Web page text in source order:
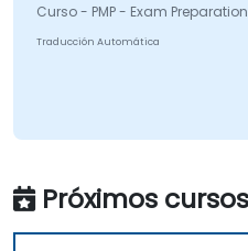
Curso - PMP - Exam
Traducción Automática
Próximos cursos